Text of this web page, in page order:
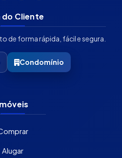
do Cliente
de forma rápida, fácil e segura.
Condomínio
Alugar